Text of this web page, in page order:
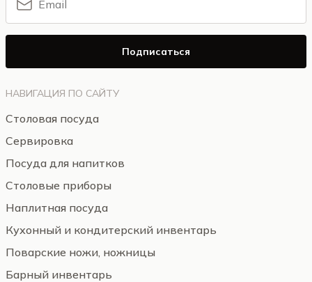
НАВИГАЦИЯ ПО САЙТУ
Столовая посуда
Сервировка
Посуда для напитков
Столовые приборы
Наплитная посуда
Кухонный и кондитерский инвентарь
Поварские ножи, ножницы
Барный инвентарь
Подписаться